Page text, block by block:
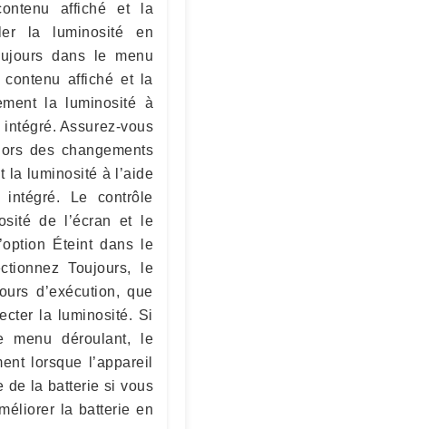
affiché et la
la luminosité en
dans le menu
affiché et la
la luminosité à
intégré. Assurez-vous
des changements
la luminosité à l’aide
Le contrôle
de l’écran et le
Éteint dans le
Toujours, le
d’exécution, que
la luminosité. Si
menu déroulant, le
lorsque l’appareil
de la batterie si vous
la batterie en